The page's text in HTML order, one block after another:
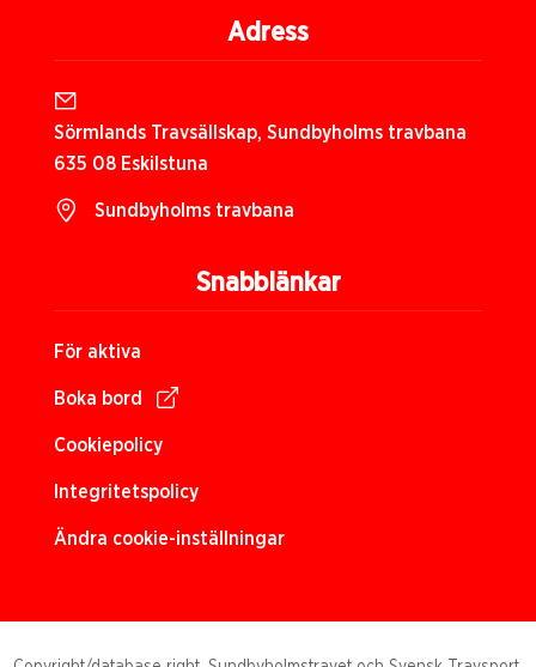
Snabblänkar
För aktiva
Boka bord
Cookiepolicy
Integritetspolicy
Ändra cookie-inställningar
Adress
Sörmlands Travsällskap, Sundbyholms travbana
635 08 Eskilstuna
Sundbyholms travbana